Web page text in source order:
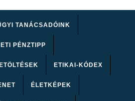
TANÁCSADÓINK
PÉNZTIPP
ETIKAI-KÓDEX
ÉLETKÉPEK